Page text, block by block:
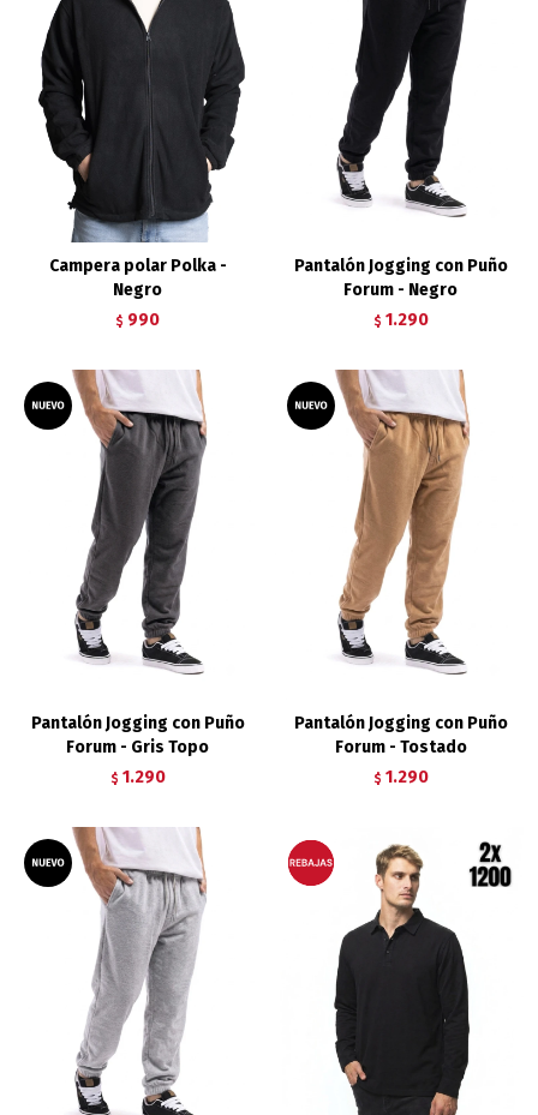
Campera polar Polka -
Negro
$ 990
Pantalón Jogging con Puño
Forum - Negro
$ 1.290
Pantalón Jogging con Puño
Forum - Gris Topo
$ 1.290
Pantalón Jogging con Puño
Forum - Tostado
$ 1.290